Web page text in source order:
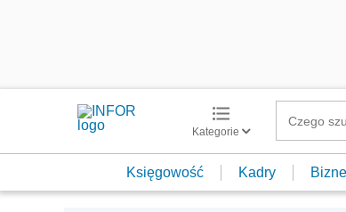
Kategorie
Księgowość Kadry